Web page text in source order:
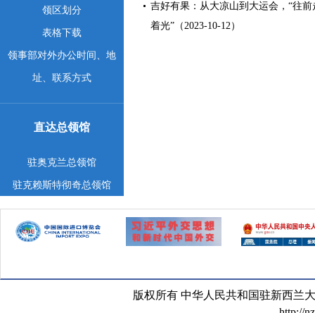
领区划分
表格下载
领事部对外办公时间、地
址、联系方式
直达总领馆
驻奥克兰总领馆
驻克赖斯特彻奇总领馆
吉好有果：从大凉山到大运会，“往前
着光”（2023-10-12）
版权所有 中华人民共和国驻新西兰